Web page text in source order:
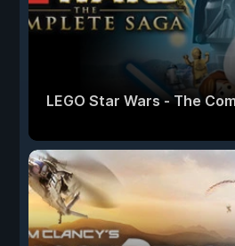
LEGO Star Wars - The